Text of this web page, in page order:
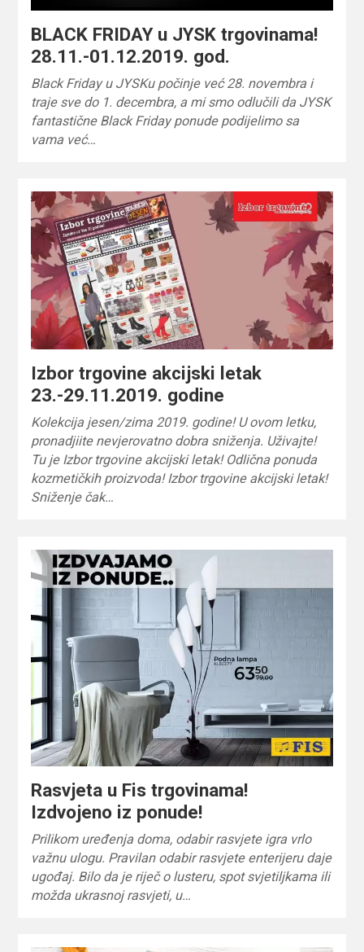
BLACK FRIDAY u JYSK trgovinama!
28.11.-01.12.2019. god.
Black Friday u JYSKu počinje već 28. novembra i
traje sve do 1. decembra, a mi smo odlučili da JYSK
fantastične Black Friday ponude podijelimo sa
vama već…
Izbor trgovine akcijski letak
23.-29.11.2019. godine
Kolekcija jesen/zima 2019. godine! U ovom letku,
pronadjiite nevjerovatno dobra sniženja. Uživajte!
Tu je Izbor trgovine akcijski letak! Odlična ponuda
kozmetičkih proizvoda! Izbor trgovine akcijski letak!
Sniženje čak…
Rasvjeta u Fis trgovinama!
Izdvojeno iz ponude!
Prilikom uređenja doma, odabir rasvjete igra vrlo
važnu ulogu. Pravilan odabir rasvjete enterijeru daje
ugođaj. Bilo da je riječ o lusteru, spot svjetiljkama ili
možda ukrasnoj rasvjeti, u…